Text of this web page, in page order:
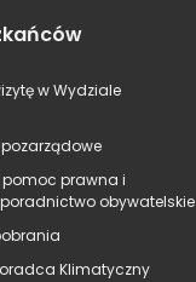
w Wydziale
pomoc prawna i
obywatelskie
Klimatyczny